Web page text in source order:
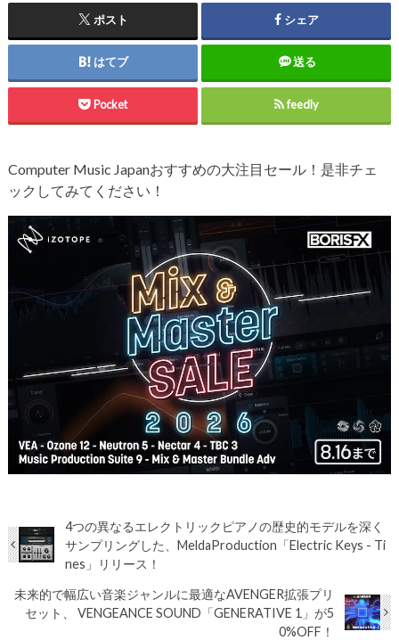
ポスト シェア
はてブ 送る
Pocket feedly
Computer Music Japanおすすめの大注目セール！是非チェ
ックしてみてください！
4つの異なるエレクトリックピアノの歴史的モデルを深く
サンプリングした、MeldaProduction「Electric Keys - Ti
nes」リリース！
未来的で幅広い音楽ジャンルに最適なAVENGER拡張プリ
セット、 VENGEANCE SOUND「GENERATIVE 1」が5
0%OFF！